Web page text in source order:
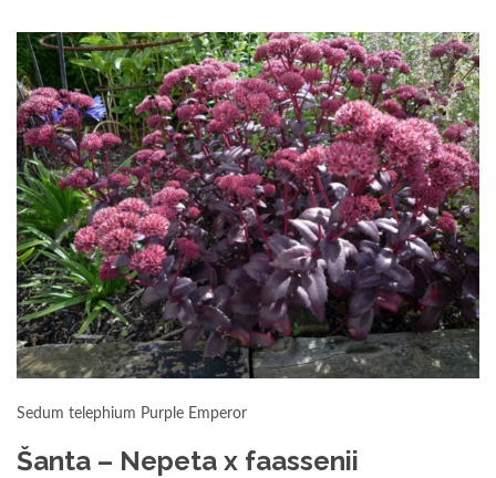
Sedum telephium Purple Emperor
Šanta – Nepeta x faassenii